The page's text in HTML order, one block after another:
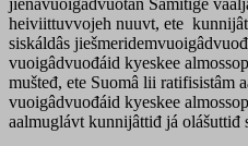
jienâvuoigâdvuotân Sämitige
heiviittuvvojeh nuuvt, ete
siskáldâs
vuoigâdvuođáid kyeskee
mušteđ, ete Suomâ lii ratifisistâm
vuoigâdvuođáid kyeskee
aalmuglávt kunnijâttiđ já olášuttiđ